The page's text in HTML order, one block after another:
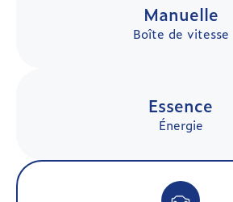
Manuelle
Boîte de vitesse
Essence
Énergie